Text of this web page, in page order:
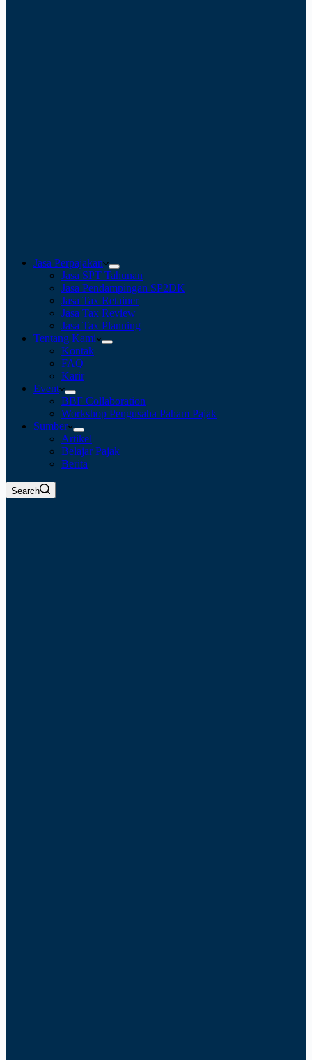
Jasa Perpajakan
Jasa SPT Tahunan
Jasa Pendampingan SP2DK
Jasa Tax Retainer
Jasa Tax Review
Jasa Tax Planning
Tentang Kami
Kontak
FAQ
Karir
Event
BBF Collaboration
Workshop Pengusaha Paham Pajak
Sumber
Artikel
Belajar Pajak
Berita
Search